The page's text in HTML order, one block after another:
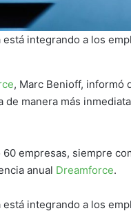
está integrando a los
, Marc Benioff, informó
de manera más
60 empresas, siempre
anual Dreamforce.
está integrando a los